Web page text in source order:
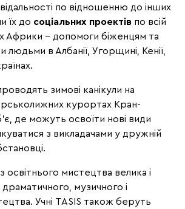
по відношенню до інших
їх до соціальних проектів по всій
Африки – допомоги біженцям та
людьми в Албанії, Угорщині, Кенії,
зимові канікули на
курортах Кран-
де можуть освоїти нові види
з викладачами у дружній
освітнього мистецтва велика і
музичного і
Учні TASIS також беруть